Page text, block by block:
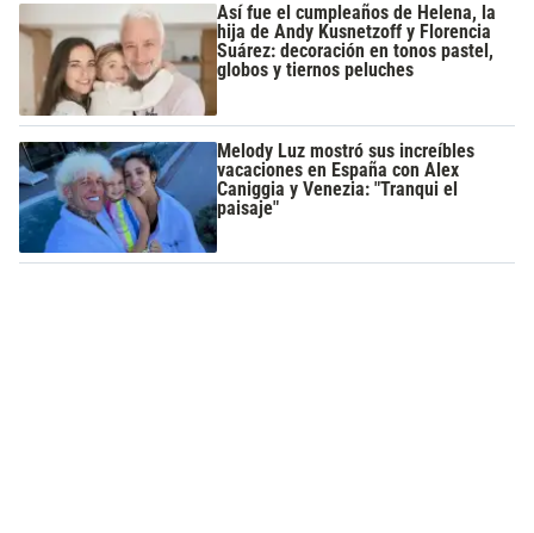
Así fue el cumpleaños de Helena, la
hija de Andy Kusnetzoff y Florencia
Suárez: decoración en tonos pastel,
globos y tiernos peluches
Melody Luz mostró sus increíbles
vacaciones en España con Alex
Caniggia y Venezia: "Tranqui el
paisaje"